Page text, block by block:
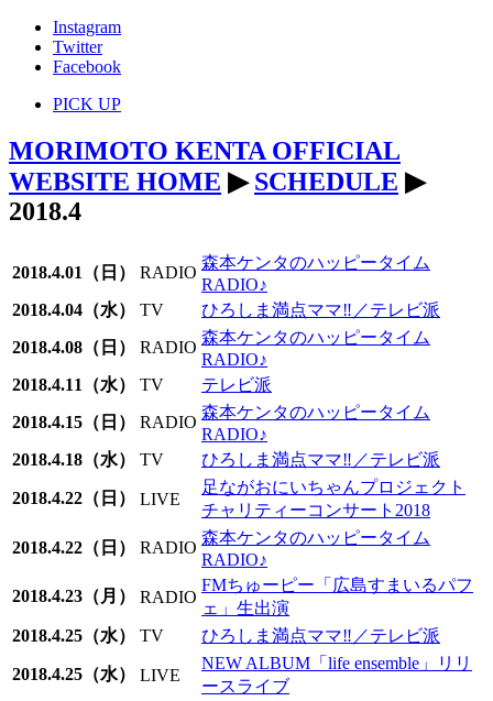
Instagram
Twitter
Facebook
PICK UP
MORIMOTO KENTA OFFICIAL
WEBSITE HOME ▶SCHEDULE ▶
2018.4
2018.4.01（日） RADIO
森本ケンタのハッピータイム
RADIO♪
2018.4.04（水）
TV
ひろしま満点ママ‼／テレビ派
2018.4.08（日）
RADIO
森本ケンタのハッピータイム
RADIO♪
2018.4.11（水）
TV
テレビ派
2018.4.15（日）
RADIO
森本ケンタのハッピータイム
RADIO♪
2018.4.18（水）
TV ひろしま満点ママ‼／テレビ派
2018.4.22（日） LIVE
足ながおにいちゃんプロジェクト
チャリティーコンサート2018
2018.4.22（日）
RADIO
森本ケンタのハッピータイム
RADIO♪
2018.4.23（月）
RADIO
FMちゅーピー「広島すまいるパフ
ェ」生出演
2018.4.25（水）
TV ひろしま満点ママ‼／テレビ派
2018.4.25（水） LIVE
NEW ALBUM「life ensemble」リリ
ースライブ